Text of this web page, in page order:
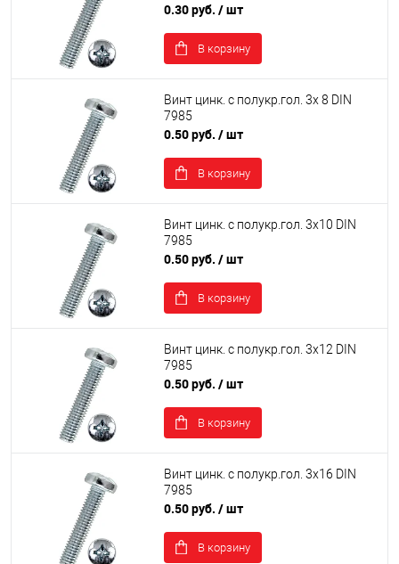
0.30 руб. / шт
В корзину
Винт цинк. с полукр.гол. 3х 8 DIN
7985
0.50 руб. / шт
В корзину
Винт цинк. с полукр.гол. 3х10 DIN
7985
0.50 руб. / шт
В корзину
Винт цинк. с полукр.гол. 3х12 DIN
7985
0.50 руб. / шт
В корзину
Винт цинк. с полукр.гол. 3х16 DIN
7985
0.50 руб. / шт
В корзину